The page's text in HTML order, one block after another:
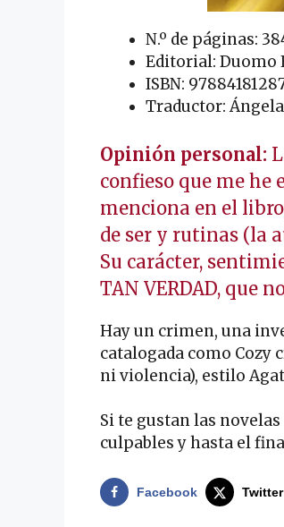
N.º de páginas:
Editorial: Duomo
ISBN:
Traductor:
Opinión personal:
confieso que me he
menciona en el
de ser y rutinas (la
Su carácter,
TAN VERDAD, que
Hay un crimen, una
catalogada como Cozy
ni violencia), estilo
Si te gustan las
culpables y hasta el
Facebook Twitter